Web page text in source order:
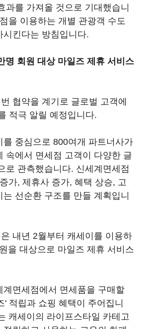
과를 가져올 것으로 기대했습니
을 이용하는 개별 관광객 수도
시킨다는 방침입니다.
명 회원 대상 마일즈 제휴 서비스
협약을 계기로 글로벌 고객에
적극 알릴 예정입니다.
를 중심으로 800여개 파트너사가
속에서 면세점 고객이 다양한 글
로 관측했습니다. 신세계면세점
가, 제휴사 증가, 혜택 상승, 고
선순환 구조를 만들 계획입니
내년 2월부터 캐세이를 이용하
을 대상으로 마일즈 제휴 서비스
계면세점에서 면세품을 구매할
' 적립과 쇼핑 혜택이 주어집니
캐세이의 라이프스타일 카테고